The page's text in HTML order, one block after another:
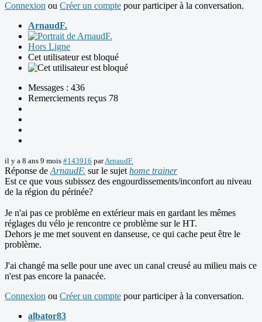
Connexion ou Créer un compte pour participer à la conversation.
ArnaudF.
Hors Ligne
Cet utilisateur est bloqué
Messages : 436
Remerciements reçus 78
il y a 8 ans 9 mois #143916 parArnaudF.
Réponse de ArnaudF. sur le sujet home trainer
Est ce que vous subissez des engourdissements/inconfort au niveau
de la région du périnée?
Je n'ai pas ce problème en extérieur mais en gardant les mêmes
réglages du vélo je rencontre ce problème sur le HT.
Dehors je me met souvent en danseuse, ce qui cache peut être le
problème.
J'ai changé ma selle pour une avec un canal creusé au milieu mais ce
n'est pas encore la panacée.
Connexion ou Créer un compte pour participer à la conversation.
albator83